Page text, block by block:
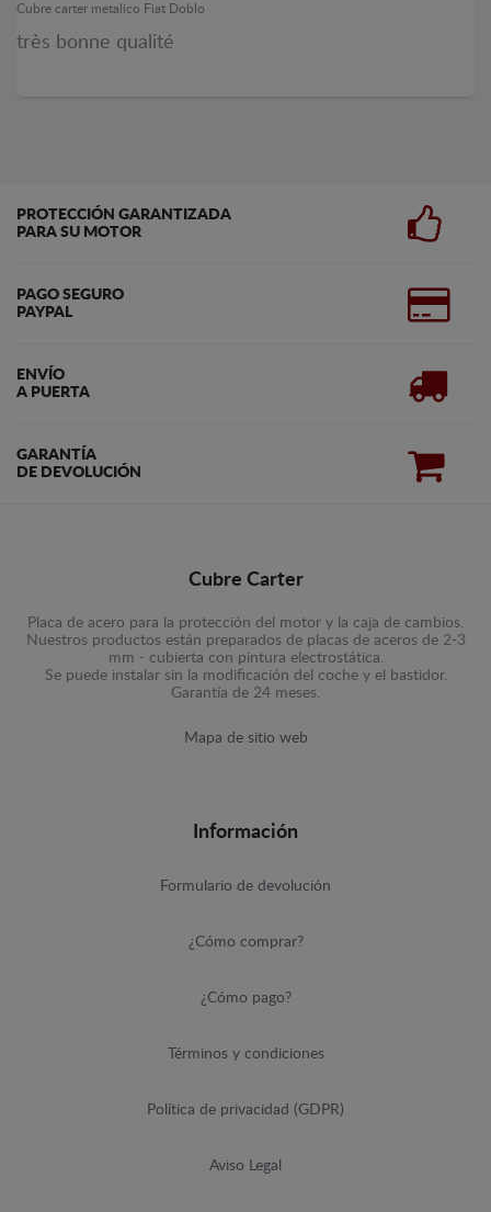
Cubre carter metalico Fiat Doblo
très bonne qualité
PROTECCIÓN GARANTIZADA
PARA SU MOTOR
PAGO SEGURO
PAYPAL
ENVÍO
A PUERTA
GARANTÍA
DE DEVOLUCIÓN
Cubre Carter
Placa de acero para la protección del motor y la caja de cambios.
Nuestros productos están preparados de placas de aceros de 2-3
mm - cubierta con pintura electrostática.
Se puede instalar sin la modificación del coche y el bastidor.
Garantía de 24 meses.
Mapa de sitio web
Información
Formulario de devolución
¿Cómo comprar?
¿Cómo pago?
Términos y condiciones
Política de privacidad (GDPR)
Aviso Legal